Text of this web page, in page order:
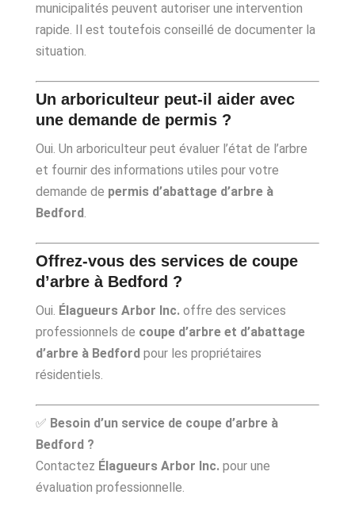
municipalités peuvent autoriser une intervention
rapide. Il est toutefois conseillé de documenter la
situation.
Un arboriculteur peut-il aider avec
une demande de permis ?
Oui. Un arboriculteur peut évaluer l’état de l’arbre
et fournir des informations utiles pour votre
demande de permis d’abattage d’arbre à
Bedford.
Offrez-vous des services de coupe
d’arbre à Bedford ?
Oui. Élagueurs Arbor Inc.offre des services
professionnels de coupe d’arbre et d’abattage
d’arbre à Bedfordpour les propriétaires
résidentiels.
✅ Besoin d’un service de coupe d’arbre à
Bedford ?
Contactez Élagueurs Arbor Inc.pour une
évaluation professionnelle.